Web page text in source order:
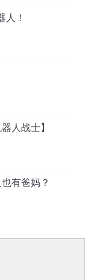
人！
人战士】
有爸妈？